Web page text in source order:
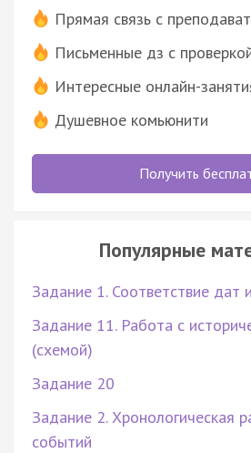
Прямая связь с
Письменные дз с
Интересные онлайн-
Душевное комьюнити
Получить
Популярные
Задание 1. Соответствие дат
Задание 11. Работа с
(схемой)
Задание 20
Задание 2. Хронологическая
событий